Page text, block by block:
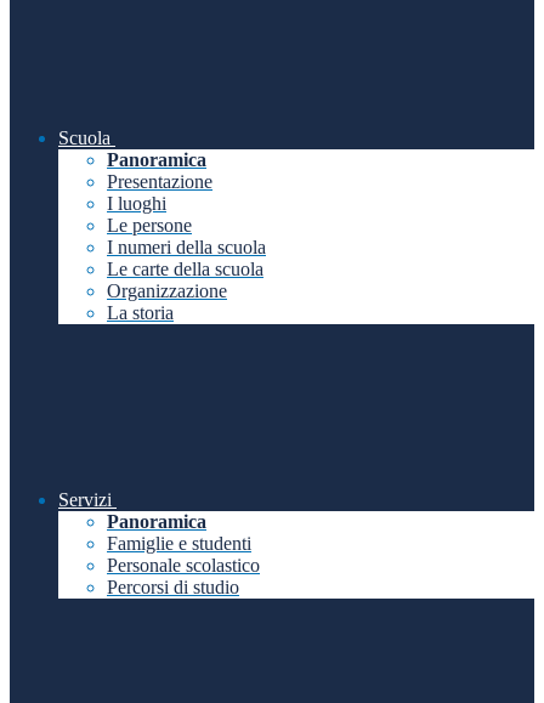
Scuola
Panoramica
Presentazione
I luoghi
Le persone
I numeri della scuola
Le carte della scuola
Organizzazione
La storia
Servizi
Panoramica
Famiglie e studenti
Personale scolastico
Percorsi di studio